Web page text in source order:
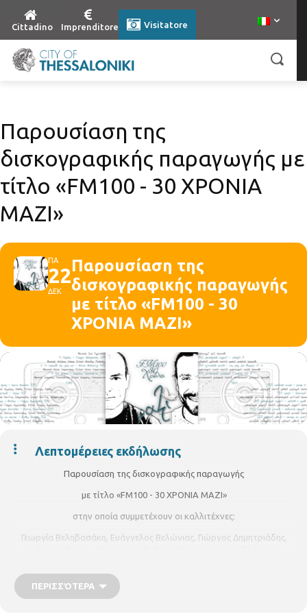
Cittadino Imprenditore Visitatore
Παρουσίαση της
δισκογραφικής παραγωγής με
τίτλο «FM100 - 30 XΡΟΝΙΑ
ΜΑΖΙ»
ΠΑ
22
ΔΕΚ
Παρουσίαση της
δισκογραφικής παραγωγής
με τίτλο «FM100 - 30
XΡΟΝΙΑ ΜΑΖΙ»
Λεπτομέρειες εκδήλωσης
Παρουσίαση της δισκογραφικής παραγωγής
με τίτλο «FM100 - 30 XΡΟΝΙΑ ΜΑΖΙ»
στην οποία συμμετέχουν οι καλλιτέχνες:
Γεωργία Βεληβασάκη, Ευάγγελος Βελώνιας, Γιώργος Δημητριάδης,
Πετσανάκης, Βάϊα Πολίτου († Μ. Κασσιανή), Κώστας Πρατσινάκης,
Ιωάννα Αναστασιάδου, ο ποιητής Βασίλης Ρούβαλης, Κωνσταντίνος
Σιδηρόπουλος, Ζωή Τηγανούρια, Γιώργος Τιάκας, Ελένη
ΠΕΡΙΣΣΌΤΕΡΑ